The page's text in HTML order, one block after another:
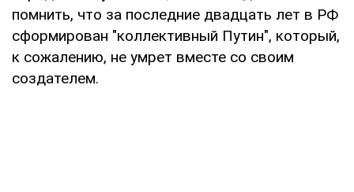
помнить, что за последние двадцать лет в РФ
сформирован "коллективный Путин", который,
к сожалению, не умрет вместе со своим
создателем.